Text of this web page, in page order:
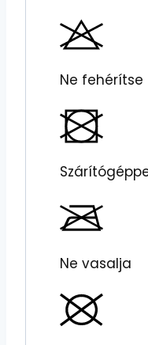
Ne fehérítse
Ne vasalja